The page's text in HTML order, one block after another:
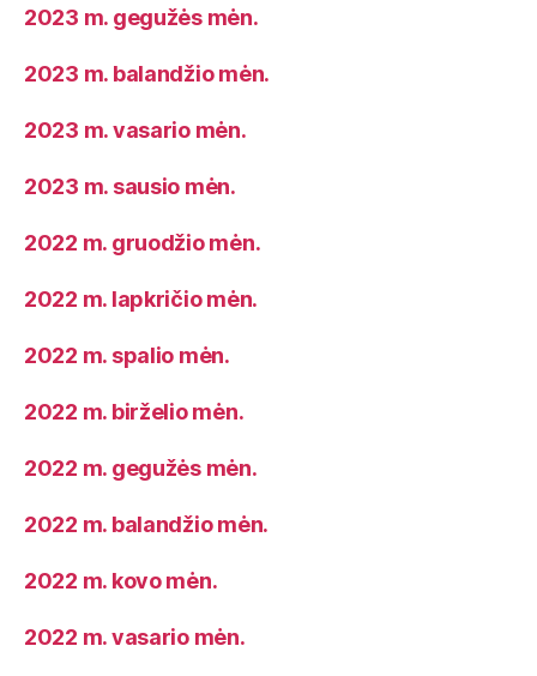
2023 m. gegužės mėn.
2023 m. balandžio mėn.
2023 m. vasario mėn.
2023 m. sausio mėn.
2022 m. gruodžio mėn.
2022 m. lapkričio mėn.
2022 m. spalio mėn.
2022 m. birželio mėn.
2022 m. gegužės mėn.
2022 m. balandžio mėn.
2022 m. kovo mėn.
2022 m. vasario mėn.